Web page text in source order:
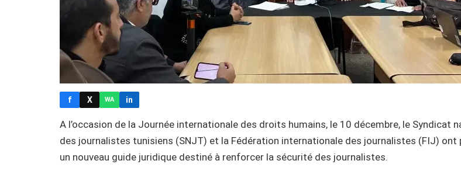
f X WA in
A l’occasion de la Journée internationale des droits humains, le 10 décembre, le Syndicat
des journalistes tunisiens (SNJT) et la Fédération internationale des journalistes (FIJ) ont
un nouveau guide juridique destiné à renforcer la sécurité des journalistes.